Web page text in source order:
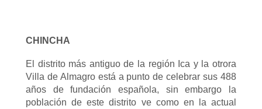
CHINCHA
El distrito más antiguo de la región Ica y la otrora
Villa de Almagro está a punto de celebrar sus 488
años de fundación española, sin embargo la
población de este distrito ve como en la actual